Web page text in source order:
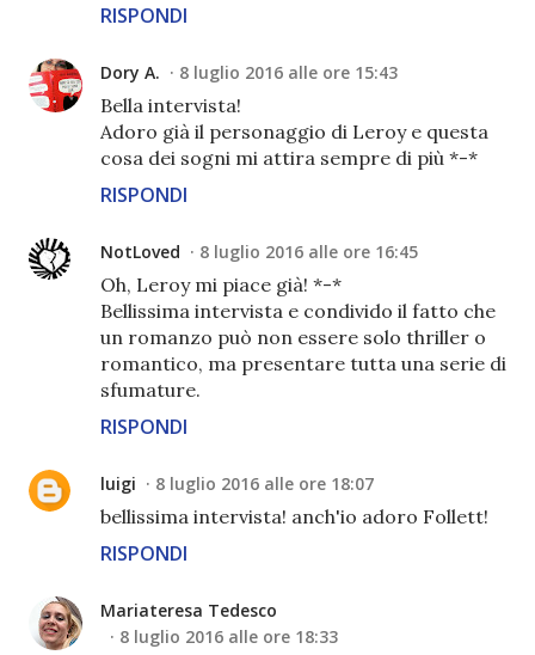
RISPONDI
Dory A. 8 luglio 2016 alle ore 15:43
Bella intervista!
Adoro già il personaggio di Leroy e questa
cosa dei sogni mi attira sempre di più *-*
RISPONDI
NotLoved 8 luglio 2016 alle ore 16:45
Oh, Leroy mi piace già! *-*
Bellissima intervista e condivido il fatto che
un romanzo può non essere solo thriller o
romantico, ma presentare tutta una serie di
sfumature.
RISPONDI
luigi 8 luglio 2016 alle ore 18:07
bellissima intervista! anch'io adoro Follett!
RISPONDI
Mariateresa Tedesco
8 luglio 2016 alle ore 18:33